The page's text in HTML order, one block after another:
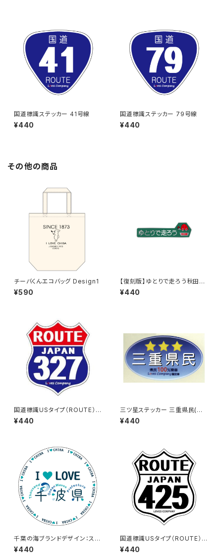
国道標識ステッカー 41号線
¥440
国道標識ステッカー 79号線
¥440
その他の商品
チーバくんエコバッグ Design1
¥590
【復刻版】ゆとりで走ろう秋田県
（緑）：ステッカー
¥440
国道標識USタイプ（ROUTE）ス
テッカー 327号線
¥440
三ツ星ステッカー 三重県民(ブ
ルー)
¥440
千葉の海ブランドデザイン：ステ
ッカー3
¥440
国道標識USタイプ（ROUTE）ス
テッカー 425号線（ホワイト）
¥440